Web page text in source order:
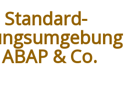
Standard-
& Co.